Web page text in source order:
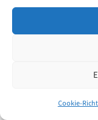
Cookie-